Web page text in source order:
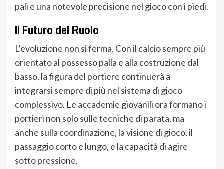
pali e una notevole precisione nel gioco con i piedi.
Il Futuro del Ruolo
L’evoluzione non si ferma. Con il calcio sempre più
orientato al possesso palla e alla costruzione dal
basso, la figura del portiere continuerà a
integrarsi sempre di più nel sistema di gioco
complessivo. Le accademie giovanili ora formano i
portieri non solo sulle tecniche di parata, ma
anche sulla coordinazione, la visione di gioco, il
passaggio corto e lungo, e la capacità di agire
sotto pressione.